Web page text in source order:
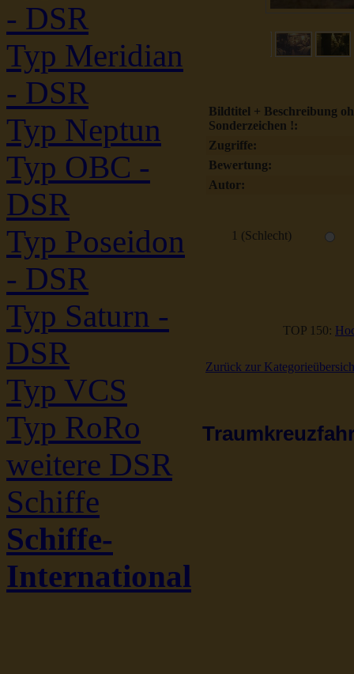
- DSR
Typ Meridian
- DSR
Typ Neptun
Typ OBC -
DSR
Typ Poseidon
- DSR
Typ Saturn -
DSR
Typ VCS
Typ RoRo
weitere DSR
Schiffe
Schiffe-
International
Bildtitel + Beschreibung
Sonderzeichen !:
Zugriffe:
Bewertung:
Autor:
1 (Schlecht)
TOP 150:
Zurück zur